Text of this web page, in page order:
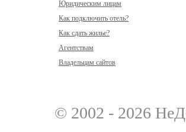
Юридическим лицам
Как подключить отель?
Как сдать жилье?
Агентствам
Владельцам сайтов
© 2002 - 2026